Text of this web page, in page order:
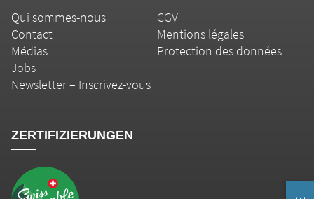
Qui sommes-nous
Contact
Médias
Jobs
Newsletter – Inscrivez-vous
CGV
Mentions légales
Protection des données
ZERTIFIZIERUNGEN